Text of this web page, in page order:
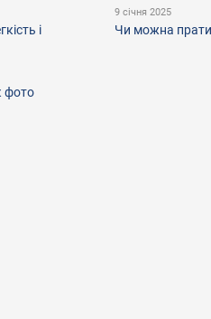
і
9 січня 2025
Чи можна прати